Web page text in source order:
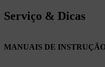
Serviço & Dicas
MANUAIS DE